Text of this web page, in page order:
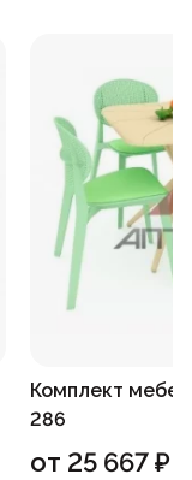
Комплект
286
от 25 667₽